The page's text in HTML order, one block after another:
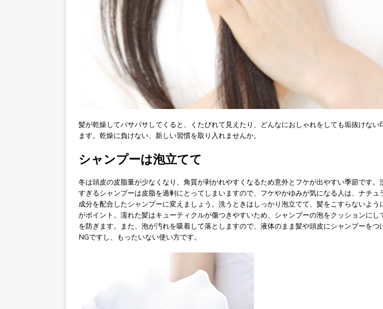
髪が乾燥してパサパサしてくると、くたびれて見えたり、どんなにおしゃれをしても垢抜けない
ます。乾燥に負けない、新しい習慣を取り入れませんか。
シャンプーは泡立てて
冬は頭皮の皮脂量が少なくなり、角質が剥がれやすくなるため意外とフケが出やすい季節です。
すぎるシャンプーは皮脂を過剰にとってしまいますので、フケやかゆみが気になる人は、ナチュ
成分を配合したシャンプーに変えましょう。洗うときはしっかり泡立てて、髪をこすらないよう
がポイント。濡れた髪はキューティクルが傷つきやすいため、シャンプーの泡をクッションにし
を防ぎます。また、泡が汚れを吸着して落としますので、液体のまま髪や頭皮にシャンプーをつ
NGですし、もったいない使い方です。